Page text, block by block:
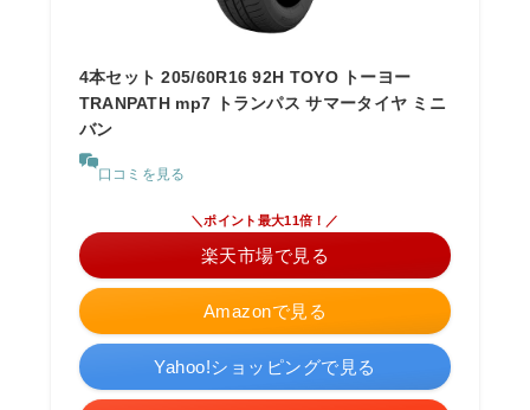
4本セット 205/60R16 92H TOYO トーヨー
TRANPATH mp7 トランパス サマータイヤ ミニ
バン
口コミを見る
Amazonで見る
＼ポイント最大11倍！／
楽天市場で見る
Yahoo!ショッピングで見る